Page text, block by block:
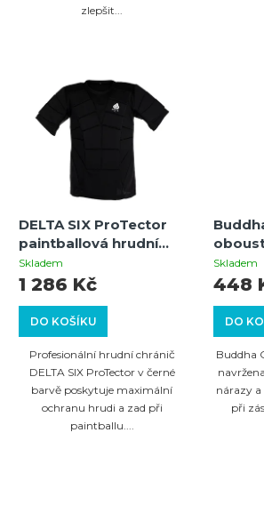
zlepšit...
DELTA SIX ProTector
paintballová hrudní
ochrana černá S/M
Skladem
DO KOŠÍKU
1 286 Kč
Profesionální hrudní chránič
DELTA SIX ProTector v černé
barvě poskytuje maximální
ochranu hrudi a zad při
paintballu....
Skladem
DO
448
Buddha
nárazy
při